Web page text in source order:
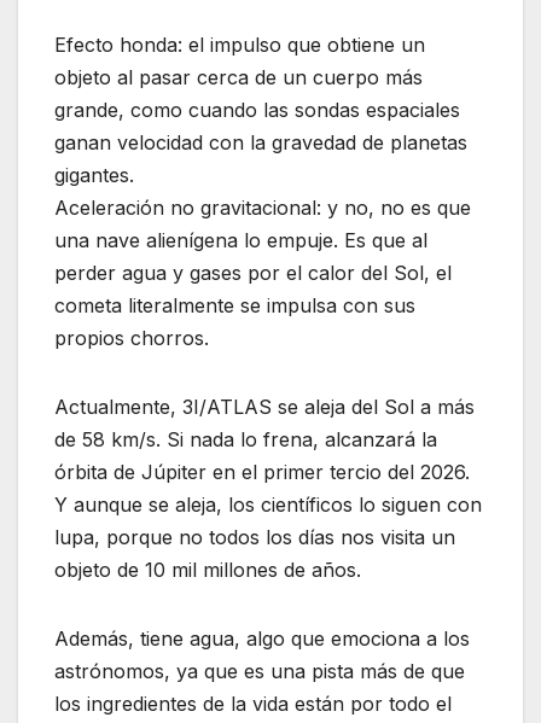
Efecto honda: el impulso que obtiene un
objeto al pasar cerca de un cuerpo más
grande, como cuando las sondas espaciales
ganan velocidad con la gravedad de planetas
gigantes.
Aceleración no gravitacional: y no, no es que
una nave alienígena lo empuje. Es que al
perder agua y gases por el calor del Sol, el
cometa literalmente se impulsa con sus
propios chorros.
Actualmente, 3I/ATLAS se aleja del Sol a más
de 58 km/s. Si nada lo frena, alcanzará la
órbita de Júpiter en el primer tercio del 2026.
Y aunque se aleja, los científicos lo siguen con
lupa, porque no todos los días nos visita un
objeto de 10 mil millones de años.
Además, tiene agua, algo que emociona a los
astrónomos, ya que es una pista más de que
los ingredientes de la vida están por todo el